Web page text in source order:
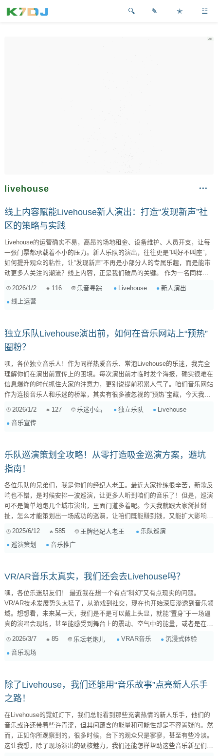
✎ ✭ ☳
livehouse
线上内容赋能Livehouse新人演出：打造“发现新声”社
区的策略与实践
Livehouse的运营确实不易，高昂的场地租金、设备维护、人员开支，让每
一张门票都承载着不小的压力。新人乐队的演出，往往更是“叫好不叫座”，
如何提升观众的粘性，让“发现新声”不再是小部分人的专属乐趣，而是能带
动更多人关注的潮流？线上内容，正是我们破局的关键。 作为一名同样热
性。如果能通过线上内容，提前把台下的“好苗子”介绍给更多人，甚至形成
一个有温度、有活力的“发现新声”社区，那Livehouse的未来将充满无限可
2026/1/2 116 乐音寻踪 Livehouse
新人演出
线上运营
独立乐队Livehouse演出前，如何在音乐网站上“预热”
圈粉？
嘿，各位独立音乐人！作为同样热爱音乐、常泡Livehouse的乐迷，我完全
理解你们在演出前宣传上的困境。每次演出前才临时发个海报，确实很难在
信息爆炸的时代抓住大家的注意力，更别说提前积累人气了。咱们音乐网站
作为连接音乐人和乐迷的桥梁，其实有很多被忽视的“预热”宝藏，今天我就
“故事档案”——让乐迷爱上你们的灵魂 音乐不仅仅是声音，更是情感和故事
的载体。一个有血有肉的乐队故事，远比一张冷冰冰的海报更能打动人心。
2026/1/2 127 乐迷小站 独立乐队
Livehouse
音乐宣传
乐队巡演策划全攻略！从零打造吸金巡演方案，避坑
指南！
各位乐队的兄弟们，我是你们的经纪人老王。最近大家排练很辛苦，新歌反
响也不错，是时候安排一波巡演，让更多人听到咱们的音乐了！但是，巡演
可不是简单地跑几个城市演出，里面门道多着呢。今天我就跟大家掰扯掰
扯，怎么才能策划出一场成功的巡演，让咱们既能赚到钱，又能扩大影响
决定的。咱们得考虑以下几个因素 粉丝基础： 这是最重要的！去之前就对
咱们音乐有了解、有兴趣的城市，成功的几率才高。怎么知道哪些城市粉丝
2025/6/12 585 王牌经纪人老王
乐队巡演
巡演策划
音乐推广
VR/AR音乐太真实，我们还会去Livehouse吗？
嘿，各位乐迷朋友们！ 最近我在想一个有点“科幻”又有点现实的问题。
VR/AR技术发展势头太猛了，从游戏到社交，现在也开始深度渗透到音乐领
域。想想看，未来某一天，我们是不是可以戴上头显，就能“置身”于一场逼
真的演唱会现场，甚至能感受到舞台上的震动、空气中的能量，或者是在一
个虚拟的空间里，与喜欢的音乐人“面对面”交流？这种极致的感官沉浸，听
起来确实让人心潮澎湃。 但问题来了，当虚拟的音乐体验变得如此真实、
如此触手可及，我们对现实中的Livehouse、音乐节、甚至一场普通的演唱
2026/3/7 85 乐坛老炮儿 VRAR音乐
沉浸式体验
音乐现场
除了Livehouse，我们还能用“音乐故事”点亮新人乐手
之路！
在Livehouse的霓虹灯下，我们总能看到那些充满热情的新人乐手，他们的
音乐或许还带着些许青涩，但其间蕴含的能量和可能性却是不容置疑的。然
而，正如你所观察到的，很多时候，台下的观众只是寥寥，甚至有些冷淡。
这让我想，除了现场演出的硬核魅力，我们还能怎样帮助这些音乐新星们，